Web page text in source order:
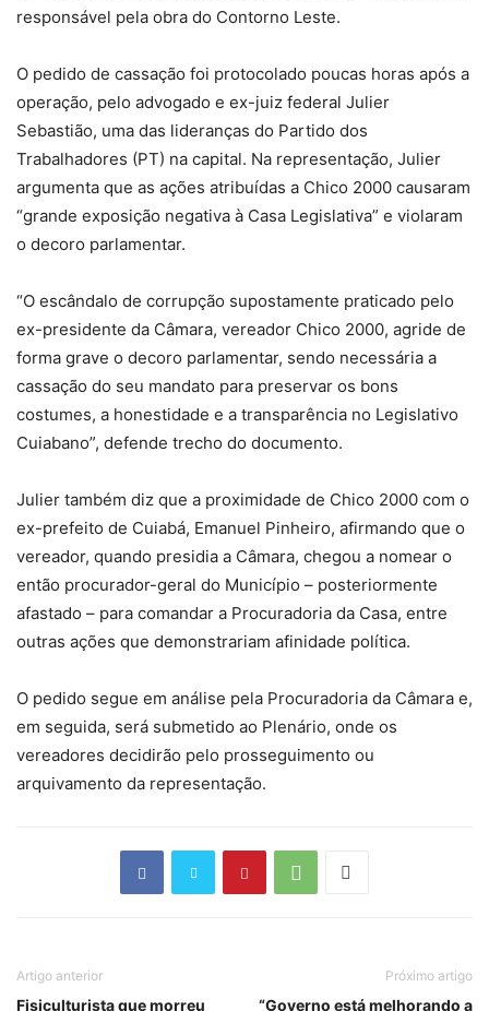
responsável pela obra do Contorno Leste.
O pedido de cassação foi protocolado poucas horas após a
operação, pelo advogado e ex-juiz federal Julier
Sebastião, uma das lideranças do Partido dos
Trabalhadores (PT) na capital. Na representação, Julier
argumenta que as ações atribuídas a Chico 2000 causaram
“grande exposição negativa à Casa Legislativa” e violaram
o decoro parlamentar.
“O escândalo de corrupção supostamente praticado pelo
ex-presidente da Câmara, vereador Chico 2000, agride de
forma grave o decoro parlamentar, sendo necessária a
cassação do seu mandato para preservar os bons
costumes, a honestidade e a transparência no Legislativo
Cuiabano”, defende trecho do documento.
Julier também diz que a proximidade de Chico 2000 com o
ex-prefeito de Cuiabá, Emanuel Pinheiro, afirmando que o
vereador, quando presidia a Câmara, chegou a nomear o
então procurador-geral do Município – posteriormente
afastado – para comandar a Procuradoria da Casa, entre
outras ações que demonstrariam afinidade política.
O pedido segue em análise pela Procuradoria da Câmara e,
em seguida, será submetido ao Plenário, onde os
vereadores decidirão pelo prosseguimento ou
arquivamento da representação.
Artigo anterior
Fisiculturista que morreu
Próximo artigo
“Governo está melhorando a